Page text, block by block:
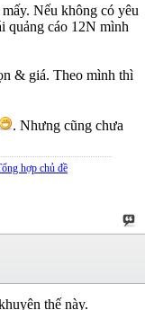
Nếu không có yêu
quảng cáo 12N mình
& giá. Theo mình thì
. Nhưng cũng chưa
hợp chủ đề
thế này.